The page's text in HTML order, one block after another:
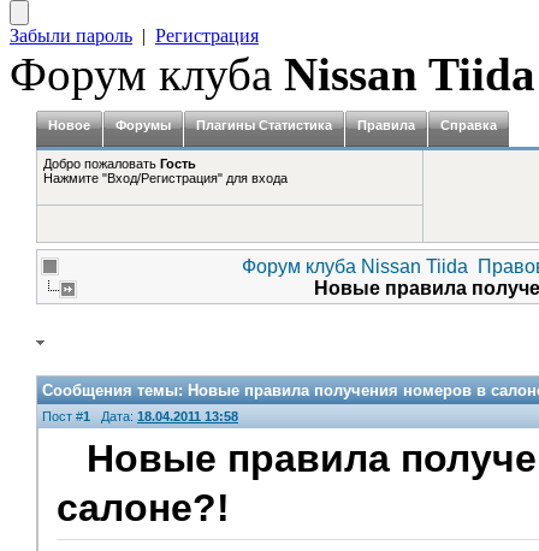
Забыли пароль | Регистрация
Форум клуба Nissan Tiida
Новое Форумы Плагины Статистика Правила Справка
Добро пожаловать Гость
Нажмите "Вход/Регистрация" для входа
Форум клуба Nissan Tiida
Новые правила
Сообщения темы:Новые правила получения номеров в
Пост #1 Дата: 18.04.2011 13:58
Новые правила
салоне?!